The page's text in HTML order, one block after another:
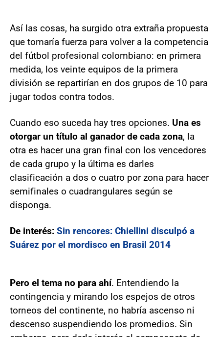
Así las cosas, ha surgido otra extraña propuesta
que tomaría fuerza para volver a la competencia
del fútbol profesional colombiano: en primera
medida, los veinte equipos de la primera
división se repartirían en dos grupos de 10 para
jugar todos contra todos.
Cuando eso suceda hay tres opciones. Una es
otorgar un título al ganador de cada zona, la
otra es hacer una gran final con los vencedores
de cada grupo y la última es darles
clasificación a dos o cuatro por zona para hacer
semifinales o cuadrangulares según se
disponga.
De interés: Sin rencores: Chiellini disculpó a
Suárez por el mordisco en Brasil 2014
Pero el tema no para ahí. Entendiendo la
contingencia y mirando los espejos de otros
torneos del continente, no habría ascenso ni
descenso suspendiendo los promedios. Sin